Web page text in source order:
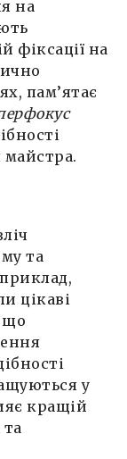
на
фіксації на
пам’ятає
майстра.
та
цікаві
що
у
кращій
та